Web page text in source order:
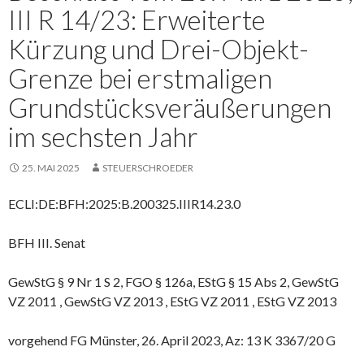
III R 14/23: Erweiterte
Kürzung und Drei-Objekt-
Grenze bei erstmaligen
Grundstücksveräußerungen
im sechsten Jahr
25. MAI 2025 STEUERSCHROEDER
ECLI:DE:BFH:2025:B.200325.IIIR14.23.0
BFH III. Senat
GewStG § 9 Nr 1 S 2, FGO § 126a, EStG § 15 Abs 2, GewStG
VZ 2011 , GewStG VZ 2013 , EStG VZ 2011 , EStG VZ 2013
vorgehend FG Münster, 26. April 2023, Az: 13 K 3367/20 G